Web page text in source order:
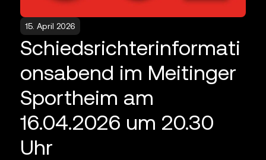
15. April 2026
Schiedsrichterinformati
onsabend im Meitinger
Sportheim am
16.04.2026 um 20.30
Uhr